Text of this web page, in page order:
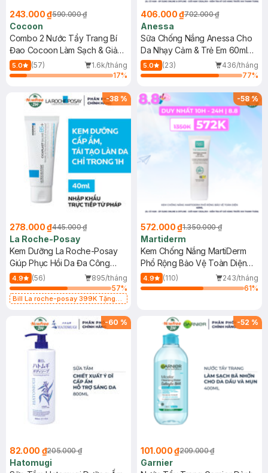
243.000 ₫590.000 ₫
Cocoon
Combo 2 Nước Tẩy Trang Bí
Đao Cocoon Làm Sạch & Giảm
Dầu 500ml
5.0 (57)
1.6k/tháng
17%
406.000 ₫702.000 ₫
Anessa
Sữa Chống Nắng Anessa Cho
Da Nhạy Cảm & Trẻ Em 60ml
(Mới)
5.0 (23)
436/tháng
77%
-38 %
278.000 ₫445.000 ₫
La Roche-Posay
Kem Dưỡng La Roche-Posay
Giúp Phục Hồi Da Đa Công
Dụng 40ml
4.9 (56)
895/tháng
57%
Bill La roche-posay 399K Tặng
(SL có hạn)
-58%
572.000 ₫1.350.000 ₫
Martiderm
Kem Chống Nắng MartiDerm
Phổ Rộng Bảo Vệ Toàn Diện
40ml
4.9 (110)
243/tháng
61%
-60 %
82.000 ₫205.000 ₫
Hatomugi
-52 %
101.000 ₫209.000 ₫
Garnier